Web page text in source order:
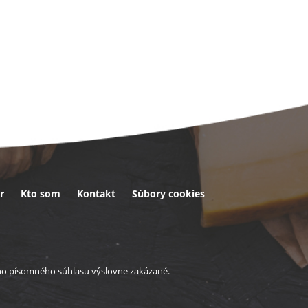
Kto som Kontakt Súbory cookies
písomného súhlasu výslovne zakázané.